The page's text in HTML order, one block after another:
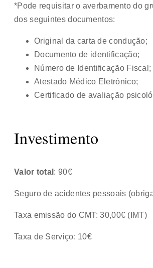
*Pode requisitar o averbamento do
dos seguintes documentos:
Original da carta de condução;
Documento de identificação;
Número de Identificação Fiscal;
Atestado Médico Eletrónico;
Certificado de avaliação
Investimento
Valor total : 90€
Seguro de acidentes pessoais
Taxa emissão do CMT: 30,00€ (IMT)
Taxa de Serviço: 10€